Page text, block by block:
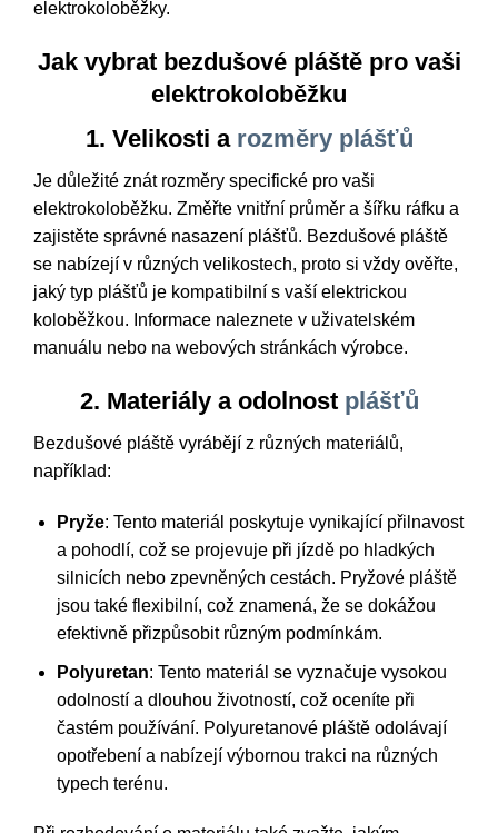
elektrokoloběžky.
Jak vybrat bezdušové pláště pro vaši
elektrokoloběžku
1. Velikosti a rozměry plášťů
Je důležité znát rozměry specifické pro vaši
elektrokoloběžku. Změřte vnitřní průměr a šířku ráfku a
zajistěte správné nasazení plášťů. Bezdušové pláště
se nabízejí v různých velikostech, proto si vždy ověřte,
jaký typ plášťů je kompatibilní s vaší elektrickou
koloběžkou. Informace naleznete v uživatelském
manuálu nebo na webových stránkách výrobce.
2. Materiály a odolnost plášťů
Bezdušové pláště vyrábějí z různých materiálů,
například:
Pryže: Tento materiál poskytuje vynikající přilnavost
a pohodlí, což se projevuje při jízdě po hladkých
silnicích nebo zpevněných cestách. Pryžové pláště
jsou také flexibilní, což znamená, že se dokážou
efektivně přizpůsobit různým podmínkám.
Polyuretan: Tento materiál se vyznačuje vysokou
odolností a dlouhou životností, což oceníte při
častém používání. Polyuretanové pláště odolávají
opotřebení a nabízejí výbornou trakci na různých
typech terénu.